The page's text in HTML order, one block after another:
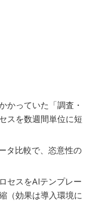
かっていた「調査・
スを数週間単位に短
タ比較で、恣意性の
セスをAIテンプレー
（効果は導入環境に